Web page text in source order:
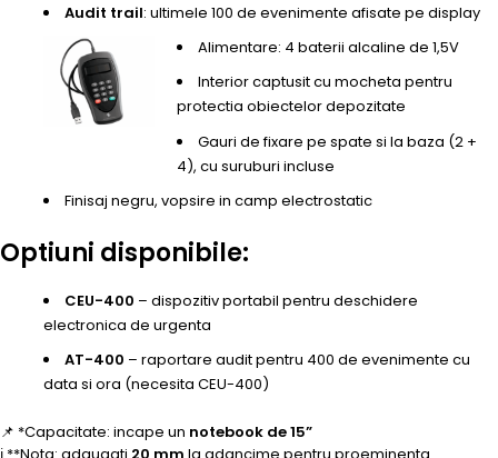
Audit trail: ultimele 100 de evenimente afisate pe display
Alimentare: 4 baterii alcaline de 1,5V
Interior captusit cu mocheta pentru
protectia obiectelor depozitate
Gauri de fixare pe spate si la baza (2 +
4), cu suruburi incluse
Finisaj negru, vopsire in camp electrostatic
Optiuni disponibile:
CEU-400 – dispozitiv portabil pentru deschidere
electronica de urgenta
AT-400 – raportare audit pentru 400 de evenimente cu
data si ora (necesita CEU-400)
📌 *Capacitate: incape un notebook de 15”